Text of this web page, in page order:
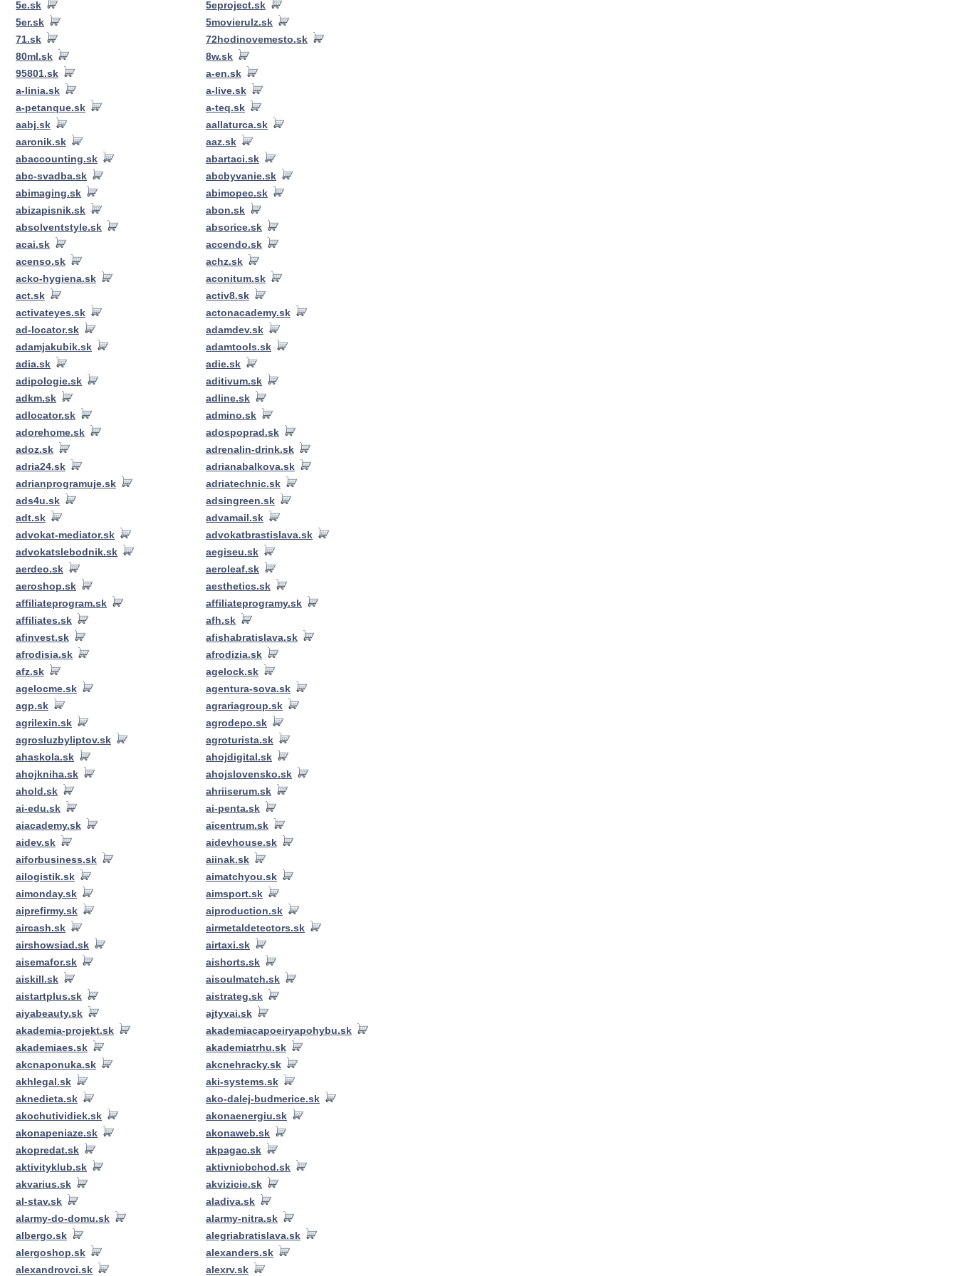
5e.sk
5eproject.sk
5er.sk
5movierulz.sk
71.sk
72hodinovemesto.sk
80ml.sk
8w.sk
95801.sk
a-en.sk
a-linia.sk
a-live.sk
a-petanque.sk
a-teq.sk
aabj.sk
aallaturca.sk
aaronik.sk
aaz.sk
abaccounting.sk
abartaci.sk
abc-svadba.sk
abcbyvanie.sk
abimaging.sk
abimopec.sk
abizapisnik.sk
abon.sk
absolventstyle.sk
absorice.sk
acai.sk
accendo.sk
acenso.sk
achz.sk
acko-hygiena.sk
aconitum.sk
act.sk
activ8.sk
activateyes.sk
actonacademy.sk
ad-locator.sk
adamdev.sk
adamjakubik.sk
adamtools.sk
adia.sk
adie.sk
adipologie.sk
aditivum.sk
adkm.sk
adline.sk
adlocator.sk
admino.sk
adorehome.sk
adospoprad.sk
adoz.sk
adrenalin-drink.sk
adria24.sk
adrianabalkova.sk
adrianprogramuje.sk
adriatechnic.sk
ads4u.sk
adsingreen.sk
adt.sk
advamail.sk
advokat-mediator.sk
advokatbrastislava.sk
advokatslebodnik.sk
aegiseu.sk
aerdeo.sk
aeroleaf.sk
aeroshop.sk
aesthetics.sk
affiliateprogram.sk
affiliateprogramy.sk
affiliates.sk
afh.sk
afinvest.sk
afishabratislava.sk
afrodisia.sk
afrodizia.sk
afz.sk
agelock.sk
agelocme.sk
agentura-sova.sk
agp.sk
agrariagroup.sk
agrilexin.sk
agrodepo.sk
agrosluzbyliptov.sk
agroturista.sk
ahaskola.sk
ahojdigital.sk
ahojkniha.sk
ahojslovensko.sk
ahold.sk
ahriiserum.sk
ai-edu.sk
ai-penta.sk
aiacademy.sk
aicentrum.sk
aidev.sk
aidevhouse.sk
aiforbusiness.sk
aiinak.sk
ailogistik.sk
aimatchyou.sk
aimonday.sk
aimsport.sk
aiprefirmy.sk
aiproduction.sk
aircash.sk
airmetaldetectors.sk
airshowsiad.sk
airtaxi.sk
aisemafor.sk
aishorts.sk
aiskill.sk
aisoulmatch.sk
aistartplus.sk
aistrateg.sk
aiyabeauty.sk
ajtyvai.sk
akademia-projekt.sk
akademiacapoeiryapohybu.sk
akademiaes.sk
akademiatrhu.sk
akcnaponuka.sk
akcnehracky.sk
akhlegal.sk
aki-systems.sk
aknedieta.sk
ako-dalej-budmerice.sk
akochutividiek.sk
akonaenergiu.sk
akonapeniaze.sk
akonaweb.sk
akopredat.sk
akpagac.sk
aktivityklub.sk
aktivniobchod.sk
akvarius.sk
akvizicie.sk
al-stav.sk
aladiva.sk
alarmy-do-domu.sk
alarmy-nitra.sk
albergo.sk
alegriabratislava.sk
alergoshop.sk
alexanders.sk
alexandrovci.sk
alexrv.sk